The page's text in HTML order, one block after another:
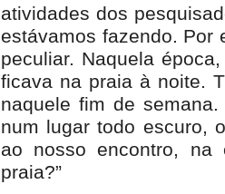
atividades dos
estávamos fazendo. Por
peculiar. Naquela
ficava na praia à noite.
naquele fim de
num lugar todo escuro,
ao nosso encontro, na
praia?”